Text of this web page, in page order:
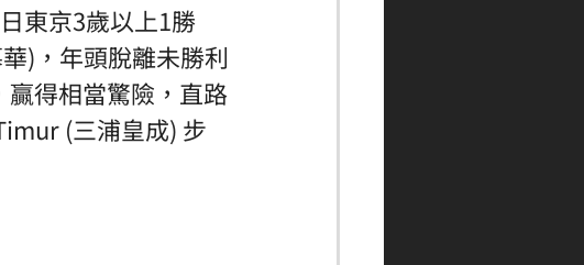
東京3歲以上1勝
)，年頭脫離未勝利
得相當驚險，直路
(三浦皇成) 步